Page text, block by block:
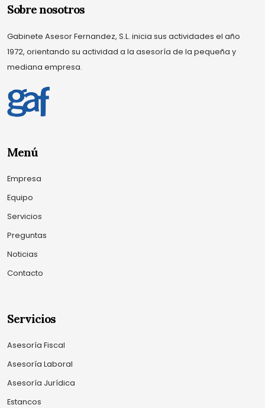
Sobre nosotros
Gabinete Asesor Fernandez, S.L. inicia sus actividades el año
1972, orientando su actividad a la asesoría de la pequeña y
mediana empresa.
Menú
Empresa
Equipo
Servicios
Preguntas
Noticias
Contacto
Servicios
Asesoría Fiscal
Asesoría Laboral
Asesoría Jurídica
Estancos